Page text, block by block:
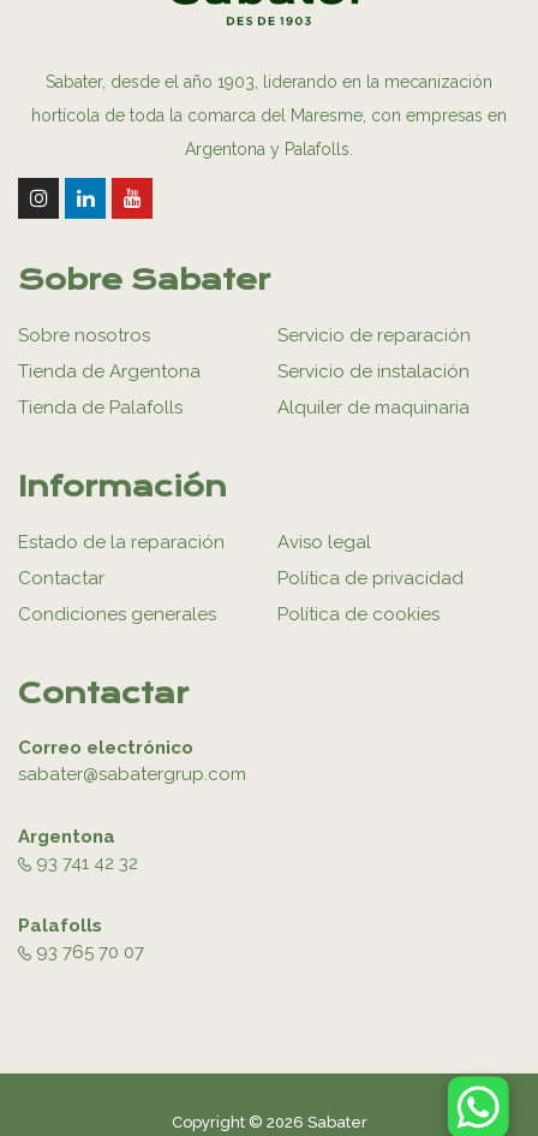
Sabater, desde el año 1903, liderando en la mecanización
hortícola de toda la comarca del Maresme, con empresas en
Argentona y Palafolls.
Sobre Sabater
Sobre nosotros
Tienda de Argentona
Tienda de Palafolls
Servicio de reparación
Servicio de instalación
Alquiler de maquinaria
Información
Estado de la reparación
Contactar
Condiciones generales
Aviso legal
Política de privacidad
Política de cookies
Contactar
Correo electrónico
sabater@sabatergrup.com
Argentona
93 741 42 32
Palafolls
93 765 70 07
Copyright © 2026 Sabater